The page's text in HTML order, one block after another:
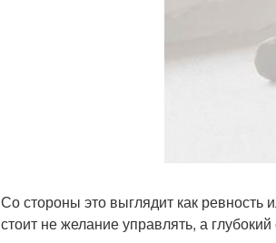
Со стороны это выглядит как ревность
стоит не желание управлять, а глубокий